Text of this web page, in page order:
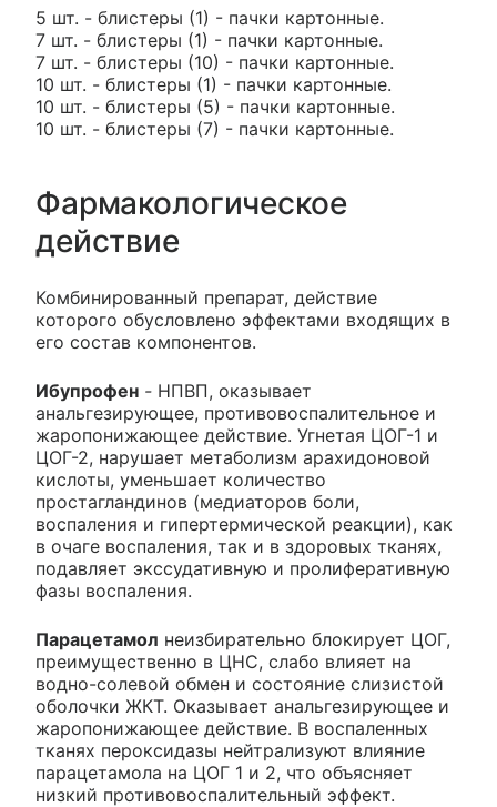
5 шт. - блистеры (1) - пачки картонные.
7 шт. - блистеры (1) - пачки картонные.
7 шт. - блистеры (10) - пачки картонные.
10 шт. - блистеры (1) - пачки картонные.
10 шт. - блистеры (5) - пачки картонные.
10 шт. - блистеры (7) - пачки картонные.
Фармакологическое
действие
Комбинированный препарат, действие
которого обусловлено эффектами входящих в
его состав компонентов.
Ибупрофен - НПВП, оказывает
анальгезирующее, противовоспалительное и
жаропонижающее действие. Угнетая ЦОГ-1 и
ЦОГ-2, нарушает метаболизм арахидоновой
кислоты, уменьшает количество
простагландинов (медиаторов боли,
воспаления и гипертермической реакции), как
в очаге воспаления, так и в здоровых тканях,
подавляет экссудативную и пролиферативную
фазы воспаления.
Парацетамол неизбирательно блокирует ЦОГ,
преимущественно в ЦНС, слабо влияет на
водно-солевой обмен и состояние слизистой
оболочки ЖКТ. Оказывает анальгезирующее и
жаропонижающее действие. В воспаленных
тканях пероксидазы нейтрализуют влияние
парацетамола на ЦОГ 1 и 2, что объясняет
низкий противовоспалительный эффект.